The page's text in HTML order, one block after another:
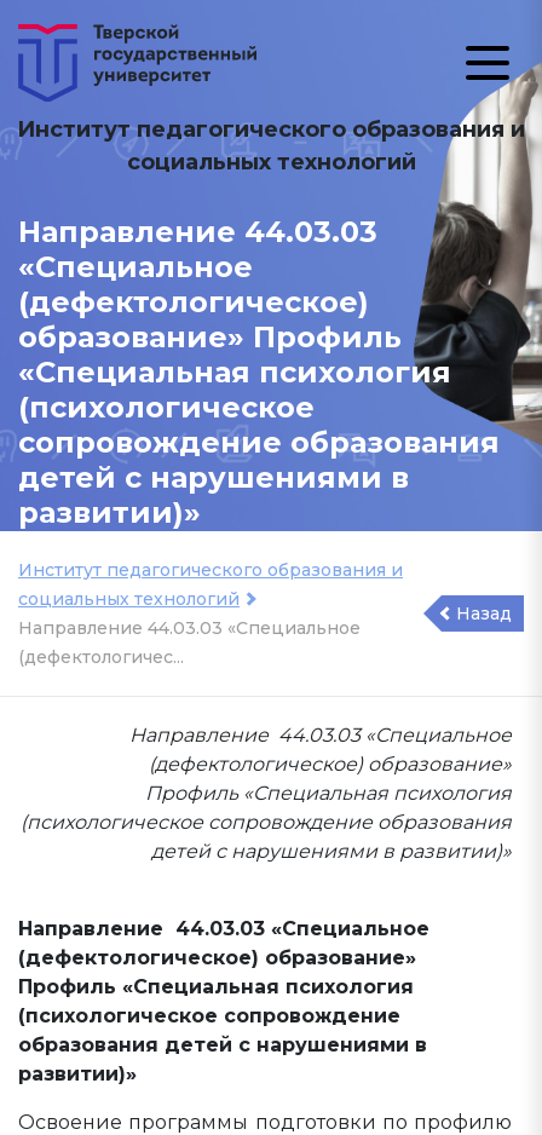
Институт педагогического образования и
социальных технологий
Направление 44.03.03
«Специальное
(дефектологическое)
образование» Профиль
«Специальная психология
(психологическое
сопровождение образования
детей с нарушениями в
развитии)»
Институт педагогического образования и
социальных технологий
Направление 44.03.03 «Специальное
(дефектологичес...
Назад
Направление 44.03.03 «Специальное
(дефектологическое) образование»
Профиль «Специальная психология
(психологическое сопровождение образования
детей с нарушениями в развитии)»
Направление 44.03.03 «Специальное
(дефектологическое) образование»
Профиль «Специальная психология
(психологическое сопровождение
образования детей с нарушениями в
развитии)»
Освоение программы подготовки по профилю